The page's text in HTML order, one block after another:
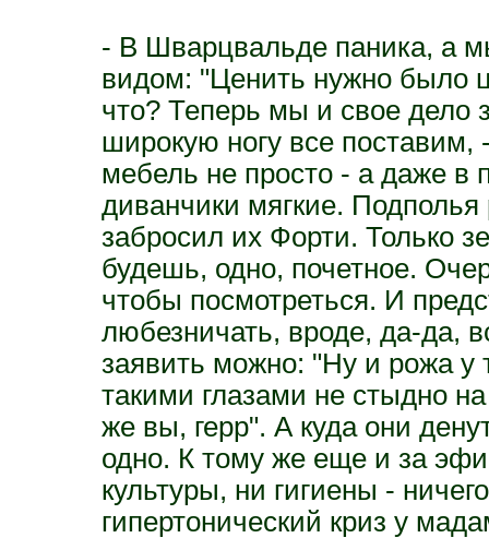
- В Шварцвальде паника, а
видом: "Ценить нужно было
что? Теперь мы и свое дело
широкую ногу все
мебель не просто - а даже в
диванчики мягкие.
забросил их Форти. Только
будешь, одно, почетное.
чтобы посмотреться. И
любезничать, вроде, да-да,
заявить можно: "Ну и рожа
такими глазами не стыдно
же вы, герр". А куда они
одно. К тому же еще и за
культуры, ни гигиены -
гипертонический криз у